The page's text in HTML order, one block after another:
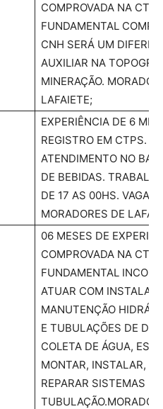
COMPROVADA NA
FUNDAMENTAL
CNH SERÁ UM
AUXILIAR NA
MINERAÇÃO.
LAFAIETE;
EXPERIÊNCIA DE 6
REGISTRO EM CTPS.
ATENDIMENTO NO BAR
DE BEBIDAS.
DE 17 AS 00HS. VAGA
MORADORES DE
06 MESES DE
COMPROVADA NA
FUNDAMENTAL
ATUAR COM
MANUTENÇÃO
E TUBULAÇÕES DE
COLETA DE ÁGUA,
MONTAR, INSTALAR,
REPARAR SISTEMAS DE